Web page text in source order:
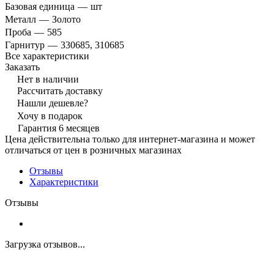
Базовая единица — шт
Металл — Золото
Проба — 585
Гарнитур — 330685, 310685
Все характеристики
Заказать
Нет в наличии
Рассчитать доставку
Нашли дешевле?
Хочу в подарок
Гарантия 6 месяцев
Цена действительна только для интернет-магазина и может
отличаться от цен в розничных магазинах
Отзывы
Характеристики
Отзывы
Загрузка отзывов...